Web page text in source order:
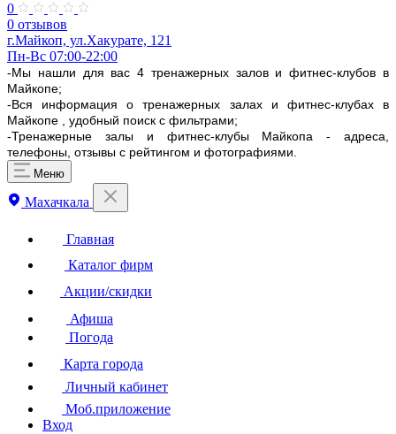
0
0 отзывов
г.Майкоп, ул.Хакурате, 121
Пн-Вс 07:00-22:00
-Мы нашли для вас 4 тренажерных залов и фитнес-клубов в
Майкопе;
-Вся информация о тренажерных залах и фитнес-клубах в
Майкопе , удобный поиск с фильтрами;
-Тренажерные залы и фитнес-клубы Майкопа - адреса,
телефоны, отзывы с рейтингом и фотографиями.
Меню
Махачкала
Главная
Каталог фирм
Акции/скидки
Афиша
Погода
Карта города
Личный кабинет
Моб.приложение
Вход